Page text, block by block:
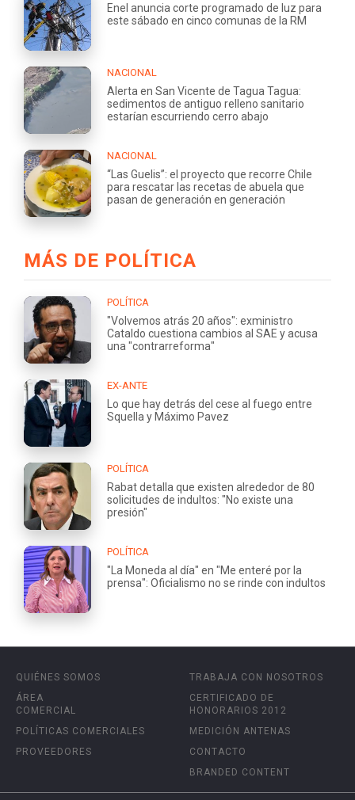
Enel anuncia corte programado de luz para
este sábado en cinco comunas de la RM
NACIONAL
Alerta en San Vicente de Tagua Tagua:
sedimentos de antiguo relleno sanitario
estarían escurriendo cerro abajo
NACIONAL
“Las Guelis”: el proyecto que recorre Chile
para rescatar las recetas de abuela que
pasan de generación en generación
MÁS DE POLÍTICA
POLÍTICA
"Volvemos atrás 20 años": exministro
Cataldo cuestiona cambios al SAE y acusa
una "contrarreforma"
EX-ANTE
Lo que hay detrás del cese al fuego entre
Squella y Máximo Pavez
POLÍTICA
Rabat detalla que existen alrededor de 80
solicitudes de indultos: "No existe una
presión"
POLÍTICA
"La Moneda al día" en "Me enteré por la
prensa": Oficialismo no se rinde con indultos
QUIÉNES SOMOS
ÁREA
COMERCIAL
POLÍTICAS COMERCIALES
PROVEEDORES
TRABAJA CON NOSOTROS
CERTIFICADO DE
HONORARIOS 2012
MEDICIÓN ANTENAS
CONTACTO
BRANDED CONTENT